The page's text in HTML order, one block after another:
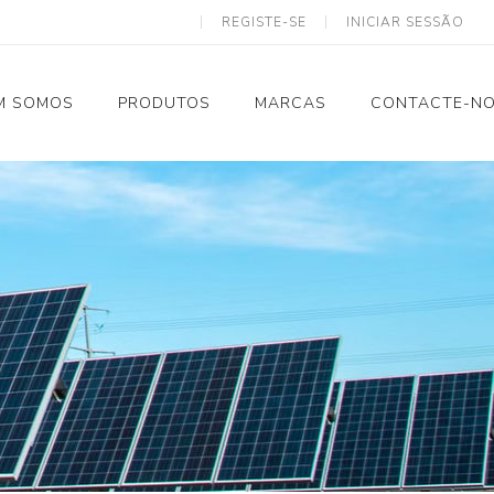
REGISTE-SE INICIAR SESSÃO
SOMOS PRODUTOS
Solar Termodinâmico
Tubagem e Acessórios
Calhas
Eletricidade
Ventilação
Spiro
MARCAS CONTACTE-